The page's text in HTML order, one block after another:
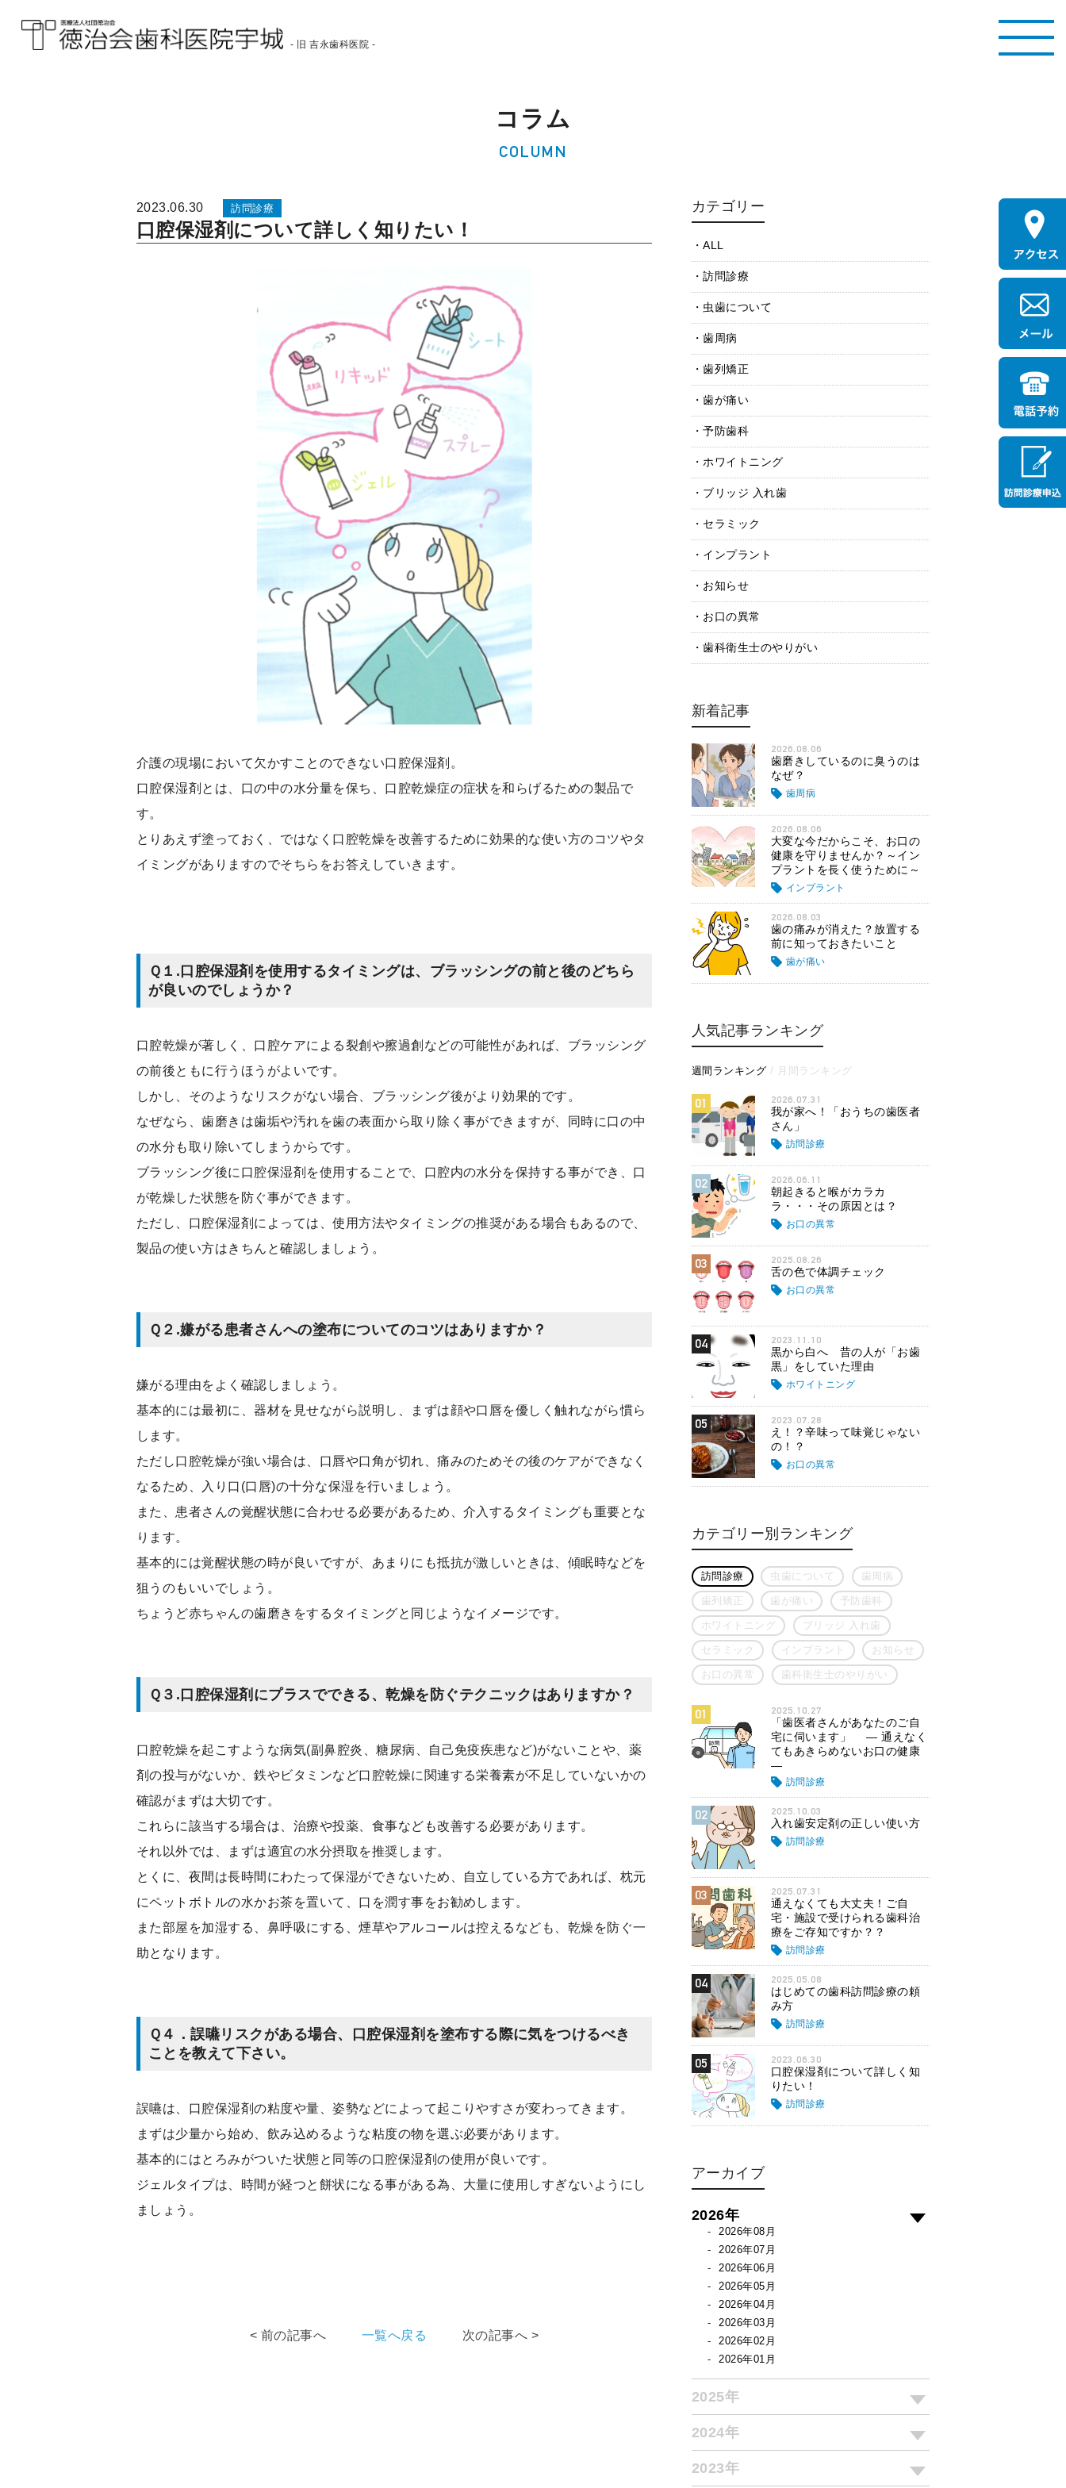
- 旧 吉永歯科医院 -
コラム
COLUMN
2023.06.30 訪問診療
口腔保湿剤について詳しく知りたい！
介護の現場において欠かすことのできない口腔保湿剤。
口腔保湿剤とは、口の中の水分量を保ち、口腔乾燥症の症状を和らげるための製品で
す。
とりあえず塗っておく、ではなく口腔乾燥を改善するために効果的な使い方のコツやタ
イミングがありますのでそちらをお答えしていきます。
Ｑ１.口腔保湿剤を使用するタイミングは、ブラッシングの前と後のどちら
が良いのでしょうか？
口腔乾燥が著しく、口腔ケアによる裂創や擦過創などの可能性があれば、ブラッシング
の前後ともに行うほうがよいです。
しかし、そのようなリスクがない場合、ブラッシング後がより効果的です。
なぜなら、歯磨きは歯垢や汚れを歯の表面から取り除く事ができますが、同時に口の中
の水分も取り除いてしまうからです。
ブラッシング後に口腔保湿剤を使用することで、口腔内の水分を保持する事ができ、口
が乾燥した状態を防ぐ事ができます。
ただし、口腔保湿剤によっては、使用方法やタイミングの推奨がある場合もあるので、
製品の使い方はきちんと確認しましょう。
Ｑ２.嫌がる患者さんへの塗布についてのコツはありますか？
嫌がる理由をよく確認しましょう。
基本的には最初に、器材を見せながら説明し、まずは顔や口唇を優しく触れながら慣ら
します。
ただし口腔乾燥が強い場合は、口唇や口角が切れ、痛みのためその後のケアができなく
なるため、入り口(口唇)の十分な保湿を行いましょう。
また、患者さんの覚醒状態に合わせる必要があるため、介入するタイミングも重要とな
ります。
基本的には覚醒状態の時が良いですが、あまりにも抵抗が激しいときは、傾眠時などを
狙うのもいいでしょう。
ちょうど赤ちゃんの歯磨きをするタイミングと同じようなイメージです。
Ｑ３.口腔保湿剤にプラスでできる、乾燥を防ぐテクニックはありますか？
口腔乾燥を起こすような病気(副鼻腔炎、糖尿病、自己免疫疾患など)がないことや、薬
剤の投与がないか、鉄やビタミンなど口腔乾燥に関連する栄養素が不足していないかの
確認がまずは大切です。
これらに該当する場合は、治療や投薬、食事なども改善する必要があります。
それ以外では、まずは適宜の水分摂取を推奨します。
とくに、夜間は長時間にわたって保湿ができないため、自立している方であれば、枕元
にペットボトルの水かお茶を置いて、口を潤す事をお勧めします。
また部屋を加湿する、鼻呼吸にする、煙草やアルコールは控えるなども、乾燥を防ぐ一
助となります。
Ｑ４．誤嚥リスクがある場合、口腔保湿剤を塗布する際に気をつけるべき
ことを教えて下さい。
誤嚥は、口腔保湿剤の粘度や量、姿勢などによって起こりやすさが変わってきます。
まずは少量から始め、飲み込めるような粘度の物を選ぶ必要があります。
基本的にはとろみがついた状態と同等の口腔保湿剤の使用が良いです。
ジェルタイプは、時間が経つと餅状になる事がある為、大量に使用しすぎないようにし
ましょう。
< 前の記事へ 一覧へ戻る 次の記事へ >
カテゴリー
ALL
訪問診療
虫歯について
歯周病
歯列矯正
歯が痛い
予防歯科
ホワイトニング
ブリッジ 入れ歯
セラミック
インプラント
お知らせ
お口の異常
歯科衛生士のやりがい
新着記事
2026.08.06
歯磨きしているのに臭うのは
なぜ？
歯周病
2026.08.06
大変な今だからこそ、お口の
健康を守りませんか？～イン
プラントを長く使うために～
インプラント
2026.08.03
歯の痛みが消えた？放置する
前に知っておきたいこと
歯が痛い
人気記事ランキング
週間ランキング 月間ランキング
01 2026.07.31
我が家へ！「おうちの歯医者
さん」
訪問診療
02 2026.06.11
朝起きると喉がカラカ
ラ・・・その原因とは？
お口の異常
03 2025.08.26
舌の色で体調チェック
お口の異常
04 2023.11.10
黒から白へ 昔の人が「お歯
黒」をしていた理由
ホワイトニング
05 2023.07.28
え！？辛味って味覚じゃない
の！？
お口の異常
カテゴリー別ランキング
訪問診療 虫歯について 歯周病
歯列矯正 歯が痛い 予防歯科
ホワイトニング ブリッジ 入れ歯
セラミック インプラント お知らせ
お口の異常 歯科衛生士のやりがい
01 2025.10.27
「歯医者さんがあなたのご自
宅に伺います」 ― 通えなく
てもあきらめないお口の健康
―
訪問診療
02 2025.10.03
入れ歯安定剤の正しい使い方
訪問診療
03 2025.07.31
通えなくても大丈夫！ご自
宅・施設で受けられる歯科治
療をご存知ですか？？
訪問診療
04 2025.05.08
はじめての歯科訪問診療の頼
み方
訪問診療
05 2023.06.30
口腔保湿剤について詳しく知
りたい！
訪問診療
アーカイブ
2026年
2026年08月
2026年07月
2026年06月
2026年05月
2026年04月
2026年03月
2026年02月
2026年01月
2025年
2024年
2023年